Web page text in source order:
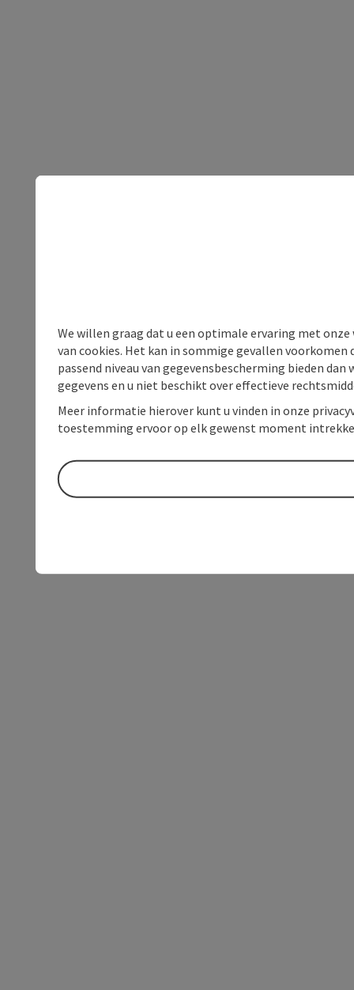
We willen graag dat u een optimale ervaring met
van cookies. Het kan in sommige gevallen voorkomen
passend niveau van gegevensbescherming bieden
gegevens en u niet beschikt over effectieve
Meer informatie hierover kunt u vinden in onze
toestemming ervoor op elk gewenst moment